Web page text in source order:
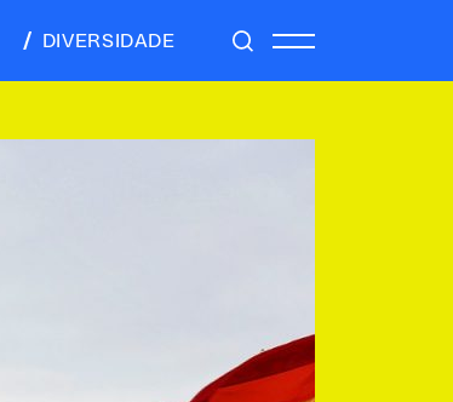
DIVERSIDADE